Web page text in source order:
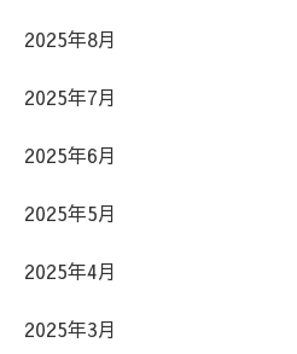
2025年8月
2025年7月
2025年6月
2025年5月
2025年4月
2025年3月